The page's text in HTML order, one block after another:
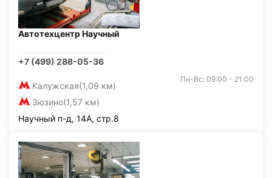
Автотехцентр Научный
+7 (499) 288-05-36
Калужская(1,09 км)
Зюзино(1,57 км)
Пн-Вс: 09:00 - 21:00
Научный п-д, 14А, стр.8